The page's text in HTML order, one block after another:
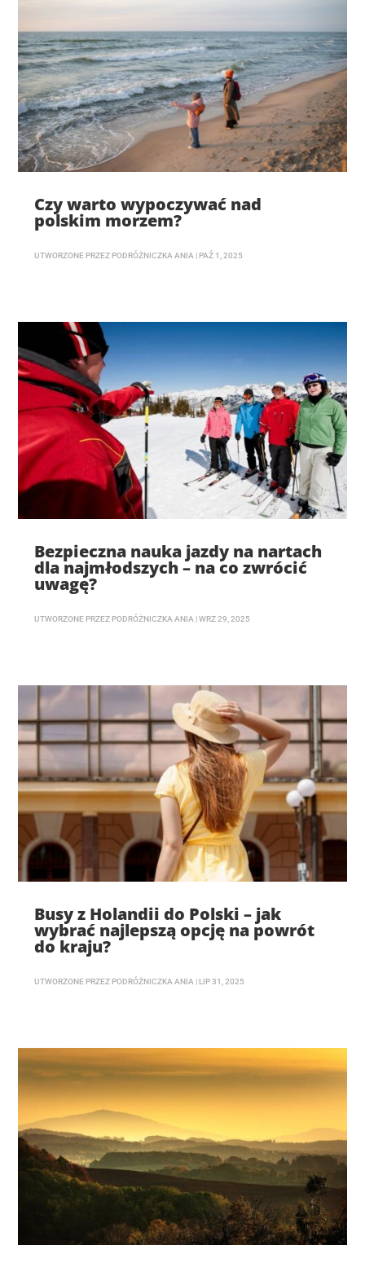
Czy warto wypoczywać nad
polskim morzem?
UTWORZONE PRZEZ PODRÓŻNICZKA ANIA | PAŹ 1, 2025
Bezpieczna nauka jazdy na nartach
dla najmłodszych – na co zwrócić
uwagę?
UTWORZONE PRZEZ PODRÓŻNICZKA ANIA |WRZ 29, 2025
Busy z Holandii do Polski – jak
wybrać najlepszą opcję na powrót
do kraju?
UTWORZONE PRZEZ PODRÓŻNICZKA ANIA LIP 31, 2025